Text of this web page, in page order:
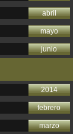
abril
mayo
junio
2014
febrero
marzo